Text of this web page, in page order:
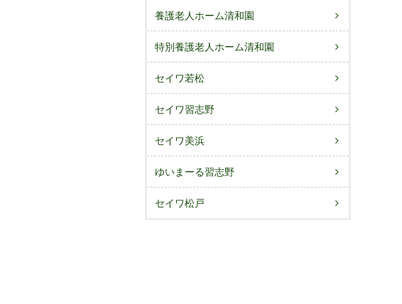
養護老人ホーム清和園
特別養護老人ホーム清和園
セイワ若松
セイワ習志野
セイワ美浜
ゆいまーる習志野
セイワ松戸